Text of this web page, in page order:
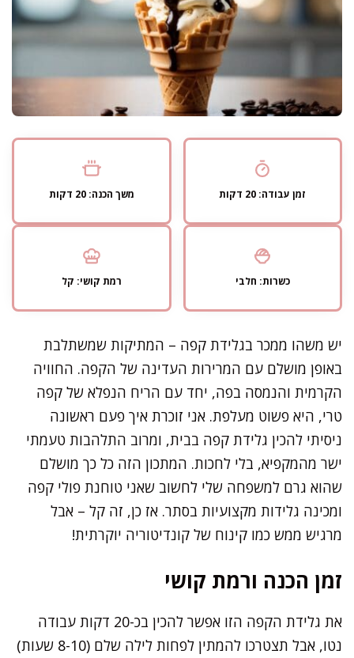
זמן עבודה: 20 דקות משך הכנה: 20 דקות
כשרות: חלבי רמת קושי: קל
יש משהו ממכר בגלידת קפה – המתיקות שמשתלבת
באופן מושלם עם המרירות העדינה של הקפה. החוויה
הקרמית והנמסה בפה, יחד עם הריח הנפלא של קפה
טרי, היא פשוט מעלפת. אני זוכרת איך פעם ראשונה
ניסיתי להכין גלידת קפה בבית, ומרוב התלהבות טעמתי
ישר מהמקפיא, בלי לחכות. המתכון הזה כל כך מושלם
שהוא גרם למשפחה שלי לחשוב שאני טוחנת פולי קפה
ומכינה גלידות מקצועיות בסתר. אז כן, זה קל – אבל
מרגיש ממש כמו קינוח של קונדיטוריה יוקרתית!
זמן הכנה ורמת קושי
את גלידת הקפה הזו אפשר להכין בכ-20 דקות עבודה
נטו, אבל תצטרכו להמתין לפחות לילה שלם (8-10 שעות)